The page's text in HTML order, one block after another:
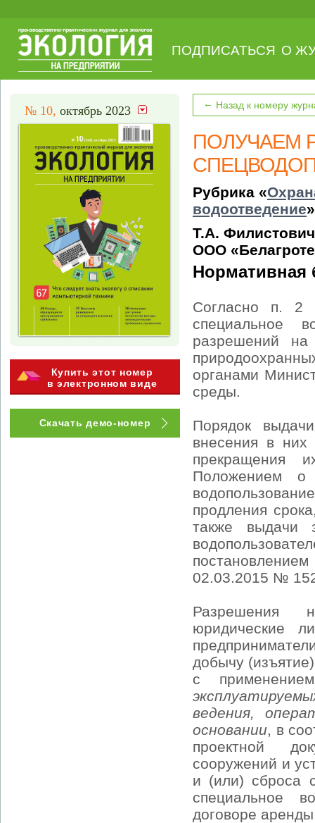
ПОДПИСАТЬСЯ О
№ 10, октябрь 2023
Купить этот номер
в электронном виде
Скачать демо-номер
← Назад к номеру
ПОЛУЧАЕМ
Рубрика «
водоотведение»
Т.А.
ООО
Нормативная
Согласно п. 2
специальное
разрешений на
органами
среды.
Порядок
внесения в них
прекращения
Положением о
продления
также выдачи
02.03.2015 №
Разрешения
юридические
добычу
с
ведения,
основании, в
проектной
сооружений и
и (или) сброса
специальное
договоре